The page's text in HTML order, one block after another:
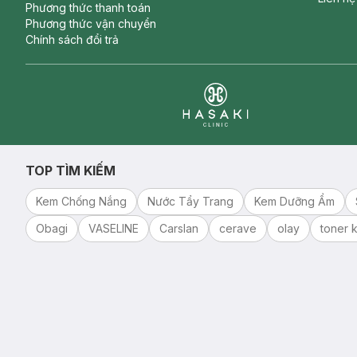
Phương thức thanh toán
Phương thức vận chuyển
Chính sách đổi trả
TOP TÌM KIẾM
Kem Chống Nắng Nước Tẩy Trang Kem Dưỡng Ẩm
Obagi
VASELINE Carslan cerave olay toner